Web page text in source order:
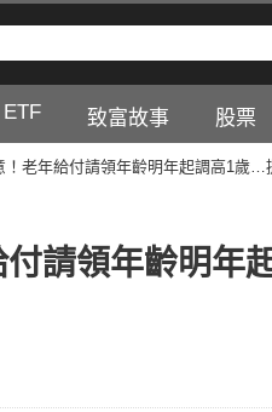
ETF 致富故事 股票
！老年給付請領年齡明年起調高1歲…
付請領年齡明年